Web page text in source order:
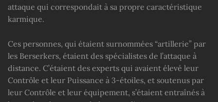
attaque qui correspondait à sa propre caractéristique
karmique.
Ces personnes, qui étaient surnommées “artillerie” par
les Berserkers, étaient des spécialistes de l’attaque à
distance. C’étaient des experts qui avaient élevé leur
Contrôle et leur Puissance à 3-étoiles, et soutenus par
leur Contrôle et leur équipement, s’étaient entraînés à